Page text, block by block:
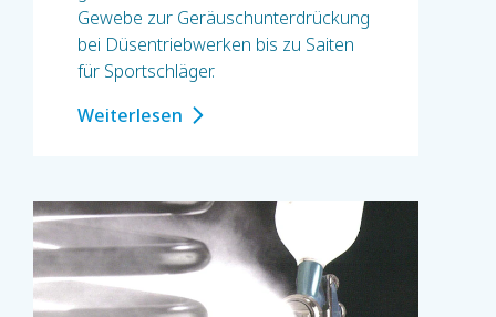
Gewebe zur Geräuschunterdrückung
bei Düsentriebwerken bis zu Saiten
für Sportschläger.
Weiterlesen